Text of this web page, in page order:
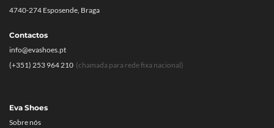
Eva Shoes
Sobre nós
4740-274 Esposende, Braga
Contactos
info@evashoes.pt
(+351) 253 964 210 (chamada para rede fixa nacional)